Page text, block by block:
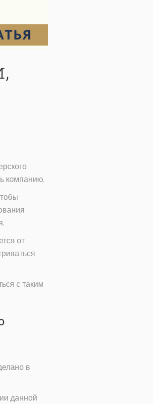
компанию.
от
с таким
в
данной